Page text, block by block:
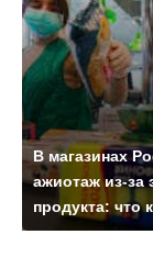
В магазинах
ажиотаж из-за
продукта: что